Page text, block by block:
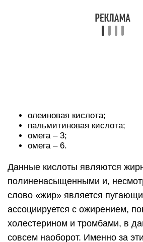
олеиновая кислота;
пальмитиновая кислота;
омега – 3;
омега – 6.
Данные кислоты являются
полиненасыщенными и,
слово «жир» является
ассоциируется с ожирением,
холестерином и тромбами, в
совсем наоборот. Именно за